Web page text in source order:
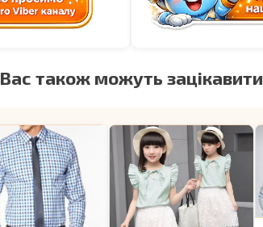
Вас також можуть зацікавити